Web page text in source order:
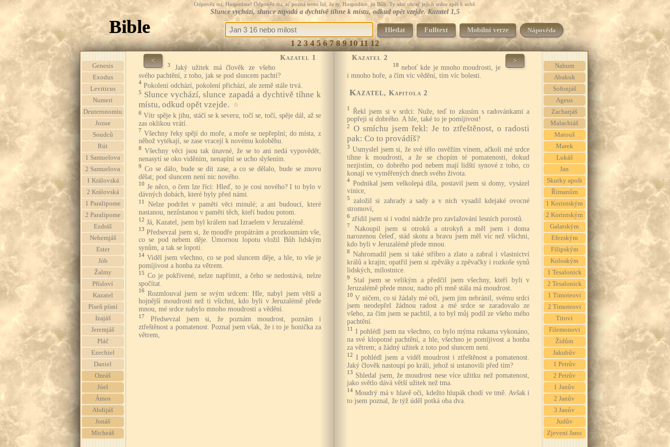
Odpověz mi, Hospodine! Odpověz mi, ať pozná tento lid, že ty, Hospodine, jsi Bůh. Ty sám obrať jejich srdce zpět k sobě.
Slunce vychází, slunce zapadá a dychtivě tíhne k místu, odkud opět vzejde. Kazatel 1,5
Bible Hledat Fulltext Mobilní verze Nápověda
1 2 3 4 5 6 7 8 9 10 11 12
Genesis
Exodus
Leviticus
Numeri
Deuteronomiu
Jozue
Soudců
Rút
1 Samuelova
2 Samuelova
1 Královská
2 Královská
1 Paralipome
2 Paralipome
Ezdráš
Nehemjáš
Ester
Jób
Žalmy
Přísloví
Kazatel
Píseň písní
Izajáš
Jeremjáš
Pláč
Ezechiel
Daniel
Ozeáš
Jóel
Ámos
Abdijáš
Jonáš
Micheáš
< Kazatel 1
3
Jaký užitek má člověk ze všeho
svého pachtění, z toho, jak se pod sluncem pachtí?
4 Pokolení odchází, pokolení přichází, ale země stále trvá.
5 Slunce vychází, slunce zapadá a dychtivě tíhne k
místu, odkud opět vzejde.
☆
6 Vítr spěje k jihu, stáčí se k severu, točí se, točí, spěje dál, až se
zas oklikou vrátí.
7 Všechny řeky spějí do moře, a moře se nepřeplní; do místa, z
něhož vytékají, se zase vracejí k novému koloběhu.
8 Všechny věci jsou tak únavné, že se to ani nedá vypovědět;
nenasytí se oko viděním, nenaplní se ucho slyšením.
9 Co se dálo, bude se dít zase, a co se dělalo, bude se znovu
dělat; pod sluncem není nic nového.
10 Je něco, o čem lze říci: Hleď, to je cosi nového? I to bylo v
dávných dobách, které byly před námi.
11
Nelze podržet v paměti věci minulé; a ani budoucí, které
nastanou, nezůstanou v paměti těch, kteří budou potom.
12 Já, Kazatel, jsem byl králem nad Izraelem v Jeruzalémě.
13 Předsevzal jsem si, že moudře propátrám a prozkoumám vše,
co se pod nebem děje. Úmornou lopotu vložil Bůh lidským
synům, a tak se lopotí.
14 Viděl jsem všechno, co se pod sluncem děje, a hle, to vše je
pomíjivost a honba za větrem.
15 Co je pokřivené, nelze napřímit, a čeho se nedostává, nelze
spočítat.
16
Rozmlouval jsem se svým srdcem: Hle, nabyl jsem větší a
hojnější moudrosti než ti všichni, kdo byli v Jeruzalémě přede
mnou, mé srdce nabylo mnoho moudrosti a vědění.
17
Předsevzal jsem si, že poznám moudrost, poznám i
ztřeštěnost a pomatenost. Poznal jsem však, že i to je honička za
větrem,
Kazatel 2 >
18 neboť kde je mnoho moudrosti, je
i mnoho hoře, a čím víc vědění, tím víc bolesti.
Kazatel, Kapitola 2
1 Řekl jsem si v srdci: Nuže, teď to zkusím s radovánkami a
popřeji si dobrého. A hle, také to je pomíjivost!
2
O smíchu jsem řekl: Je to ztřeštěnost, o radosti
pak: Co to provádíš?
3 Usmyslel jsem si, že své tělo osvěžím vínem, ačkoli mé srdce
tíhne k moudrosti, a že se chopím té pomatenosti, dokud
nezjistím, co dobrého pod nebem mají lidští synové z toho, co
konají ve vyměřených dnech svého života.
4 Podnikal jsem velkolepá díla, postavil jsem si domy, vysázel
vinice,
5
založil si zahrady a sady a v nich vysadil kdejaké ovocné
stromoví,
6 zřídil jsem si i vodní nádrže pro zavlažování lesních porostů.
7
Nakoupil jsem si otroků a otrokyň a měl jsem i doma
narozenou čeleď, stád skotu a bravu jsem měl víc než všichni,
kdo byli v Jeruzalémě přede mnou.
8 Nahromadil jsem si také stříbro a zlato a zabral i vlastnictví
králů a krajin; opatřil jsem si zpěváky a zpěvačky i rozkoše synů
lidských, milostnice.
9
Stal jsem se velikým a předčil jsem všechny, kteří byli v
Jeruzalémě přede mnou; nadto při mně stála má moudrost.
10 V ničem, co si žádaly mé oči, jsem jim nebránil, svému srdci
jsem neodepřel žádnou radost a mé srdce se zaradovalo ze
všeho, za čím jsem se pachtil, a to byl můj podíl ze všeho mého
pachtění.
11
I pohlédl jsem na všechno, co bylo mýma rukama vykonáno,
na své klopotné pachtění, a hle, všechno je pomíjivost a honba
za větrem; a žádný užitek z toto pod sluncem není.
12 I pohlédl jsem a viděl moudrost i ztřeštěnost a pomatenost.
Jaký člověk nastoupí po králi, jehož si ustanovili před tím?
13 Shledal jsem, že moudrost nese více užitku než pomatenost,
jako světlo dává větší užitek než tma.
14 Moudrý má v hlavě oči, kdežto hlupák chodí ve tmě. Avšak i
to jsem poznal, že týž úděl potká oba dva.
Nahum
Abakuk
Sofonjáš
Ageus
Zacharjáš
Malachiáš
Matouš
Marek
Lukáš
Jan
Skutky apošt
Římanům
1 Korintským
2 Korintským
Galatským
Efezským
Filipským
Koloským
1 Tesalonick
2 Tesalonick
1 Timoteovi
2 Timoteovi
Titovi
Filemonovi
Židům
Jakubův
1 Petrův
2 Petrův
1 Janův
2 Janův
3 Janův
Judův
Zjevení Jano